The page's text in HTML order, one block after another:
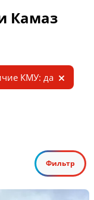
Камаз
КМУ: да
Фильтр